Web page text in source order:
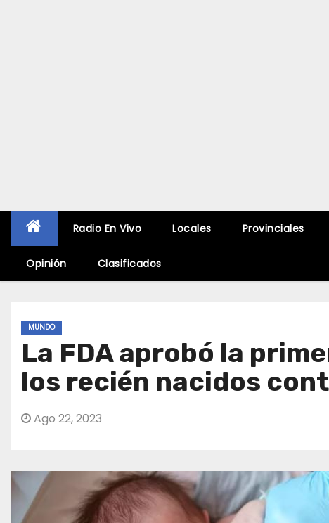
Radio En Vivo Locales Provinciales
Opinión Clasificados
MUNDO
La FDA aprobó la
los recién nacidos
Ago 22, 2023